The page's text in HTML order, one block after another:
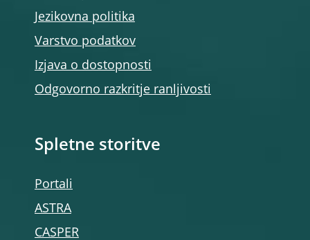
Jezikovna politika
Varstvo podatkov
Izjava o dostopnosti
Odgovorno razkritje ranljivosti
Spletne storitve
Portali
ASTRA
CASPER